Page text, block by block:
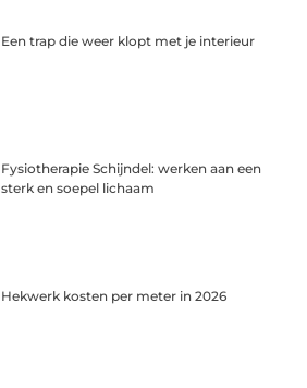
Een trap die weer klopt met je interieur
Fysiotherapie Schijndel: werken aan een
sterk en soepel lichaam
Hekwerk kosten per meter in 2026